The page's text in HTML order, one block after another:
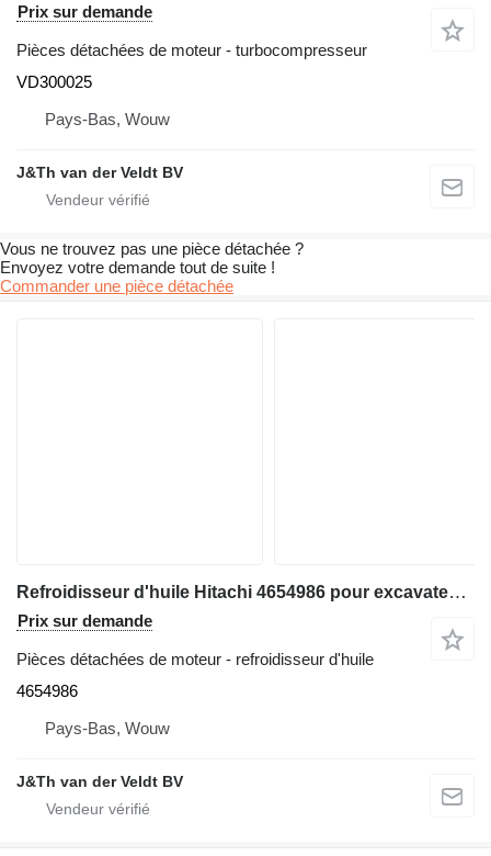
Prix sur demande
Pièces détachées de moteur - turbocompresseur
VD300025
Pays-Bas, Wouw
J&Th van der Veldt BV
Vous ne trouvez pas une pièce détachée ?
Envoyez votre demande tout de suite !
Commander une pièce détachée
Refroidisseur d'huile Hitachi 4654986 pour excavateur Hitachi ZX650LC-3 ZX670LC-5G ZX670LCH-3 ZX670LCR-3 ZX670LCH-5G ZX670LCR-5G
Prix sur demande
Pièces détachées de moteur - refroidisseur d'huile
4654986
Pays-Bas, Wouw
J&Th van der Veldt BV